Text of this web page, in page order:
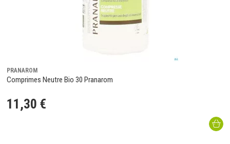
PRANAROM
Comprimes Neutre Bio 30 Pranarom
11 ,30 €